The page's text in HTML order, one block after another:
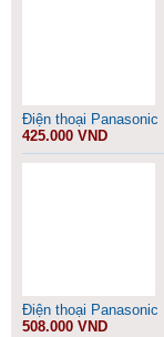
Điện thoại Panasonic
425.000 VND
Điện thoại Panasonic
508.000 VND